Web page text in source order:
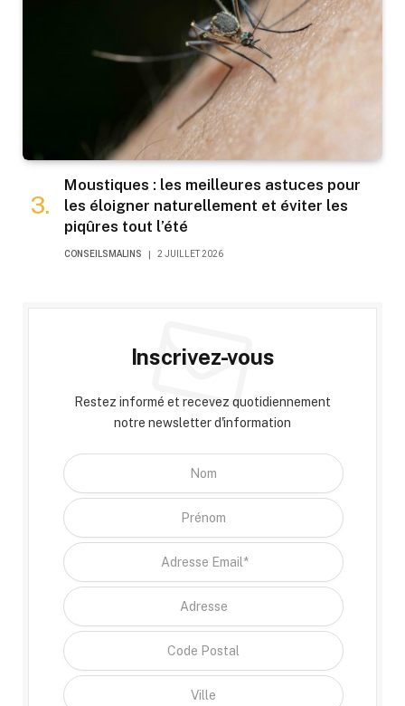
Moustiques : les meilleures astuces pour
les éloigner naturellement et éviter les
piqûres tout l’été
CONSEILSMALINS 2 JUILLET 2026
Inscrivez-vous
Restez informé et recevez quotidiennement
notre newsletter d'information